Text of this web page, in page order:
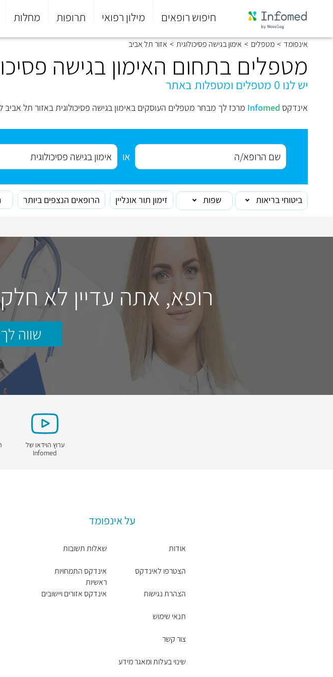
חיפוש רופאים מילון רפואי תרופות מחלות
סוף
התפריט
אינפומד > מטפלים > אימון בגישה פסיכולוגית > אזור תל אביב
מטפלים בתחום האימון בגישה
יש לנו 0 מטפלים ומטפלות באתר
אינדקס Infomed מרכז לך מבחר מטפלים העוסקים באימון בגישה פסיכולוגית באזור תל אביב
או
ביטוחי בריאות שפות זימון תור אונליין הרופאים הנצפים ביותר
רופא, אתה עדיין לא
שווה
ערוץ הוידאו של
Infomed
על אינפומד
אודות
הצטרפו לאינדקס
הצהרת נגישות
תנאי שימוש
צור קשר
שינוי בעלות ומאגר מידע
שאלות תשובות
אינדקס התמחויות
ראשיות
אינדקס אזורים ויישובים